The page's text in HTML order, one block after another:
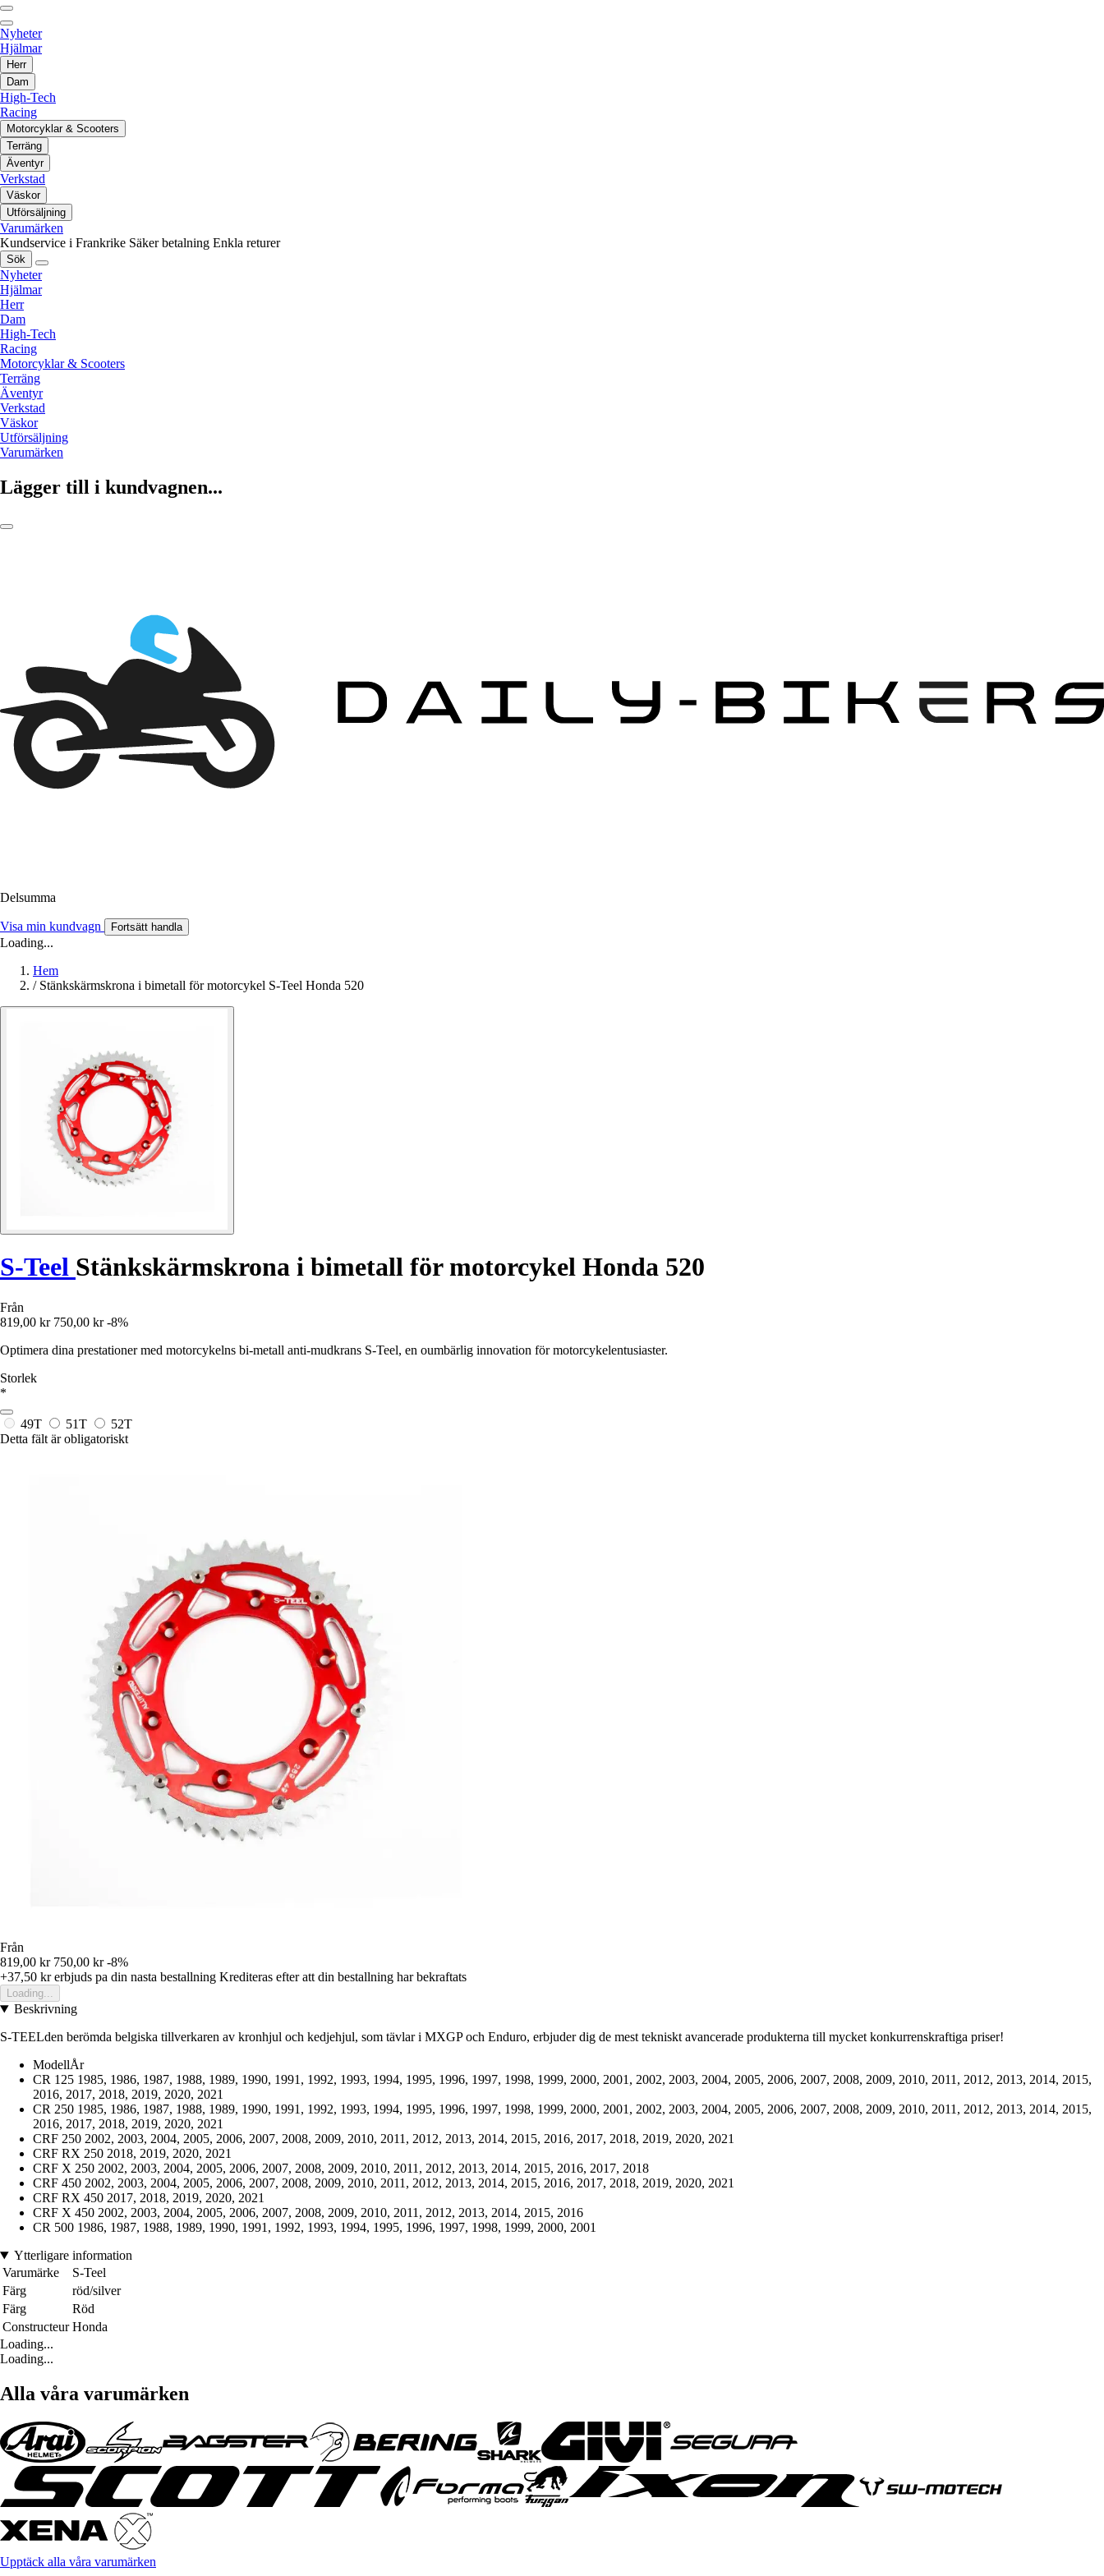
Nyheter
Hjälmar
Herr
Dam
High-Tech
Racing
Motorcyklar & Scooters
Terräng
Äventyr
Verkstad
Väskor
Utförsäljning
Varumärken
Kundservice i Frankrike Säker betalning Enkla returer
Sök
Nyheter
Hjälmar
Herr
Dam
High-Tech
Racing
Motorcyklar & Scooters
Terräng
Äventyr
Verkstad
Väskor
Utförsäljning
Varumärken
Lägger till i kundvagnen...
Delsumma
Visa min kundvagn Fortsätt handla
Loading...
Hem
/ Stänkskärmskrona i bimetall för motorcykel S-Teel Honda 520
S-Teel Stänkskärmskrona i bimetall för motorcykel Honda 520
Från
819,00 kr 750,00 kr -8%
Optimera dina prestationer med motorcykelns bi-metall anti-mudkrans S-Teel, en oumbärlig innovation för motorcykelentusiaster.
Storlek
*
49T 51T
52T
Detta fält är obligatoriskt
Från
819,00 kr 750,00 kr -8%
+37,50 krerbjuds pa din nasta bestallning Krediteras efter att din bestallning har bekraftats
Loading...
Beskrivning
S-TEELden berömda belgiska tillverkaren av kronhjul och kedjehjul, som tävlar i MXGP och Enduro, erbjuder dig de mest tekniskt avancerade produkterna till mycket konkurrenskraftiga priser!
ModellÅr
CR 125 1985, 1986, 1987, 1988, 1989, 1990, 1991, 1992, 1993, 1994, 1995, 1996, 1997, 1998, 1999, 2000, 2001, 2002, 2003, 2004, 2005, 2006, 2007, 2008, 2009, 2010, 2011, 2012, 2013, 2014, 2015,
2016, 2017, 2018, 2019, 2020, 2021
CR 250 1985, 1986, 1987, 1988, 1989, 1990, 1991, 1992, 1993, 1994, 1995, 1996, 1997, 1998, 1999, 2000, 2001, 2002, 2003, 2004, 2005, 2006, 2007, 2008, 2009, 2010, 2011, 2012, 2013, 2014, 2015,
2016, 2017, 2018, 2019, 2020, 2021
CRF 250 2002, 2003, 2004, 2005, 2006, 2007, 2008, 2009, 2010, 2011, 2012, 2013, 2014, 2015, 2016, 2017, 2018, 2019, 2020, 2021
CRF RX 250 2018, 2019, 2020, 2021
CRF X 250 2002, 2003, 2004, 2005, 2006, 2007, 2008, 2009, 2010, 2011, 2012, 2013, 2014, 2015, 2016, 2017, 2018
CRF 450 2002, 2003, 2004, 2005, 2006, 2007, 2008, 2009, 2010, 2011, 2012, 2013, 2014, 2015, 2016, 2017, 2018, 2019, 2020, 2021
CRF RX 450 2017, 2018, 2019, 2020, 2021
CRF X 450 2002, 2003, 2004, 2005, 2006, 2007, 2008, 2009, 2010, 2011, 2012, 2013, 2014, 2015, 2016
CR 500 1986, 1987, 1988, 1989, 1990, 1991, 1992, 1993, 1994, 1995, 1996, 1997, 1998, 1999, 2000, 2001
Ytterligare information
Varumärke
S-Teel
Färg
röd/silver
Färg
Röd
Constructeur Honda
Loading...
Loading...
Alla våra varumärken
Upptäck alla våra varumärken